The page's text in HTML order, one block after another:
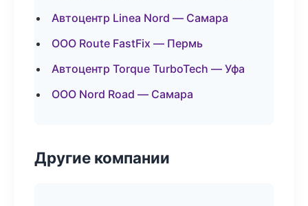
Автоцентр Linea Nord — Самара
ООО Route FastFix — Пермь
Автоцентр Torque TurboTech — Уфа
ООО Nord Road — Самара
Другие компании